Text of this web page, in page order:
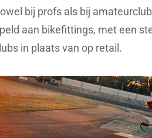
bij profs als bij
aan bikefittings, met een
in plaats van op retail.